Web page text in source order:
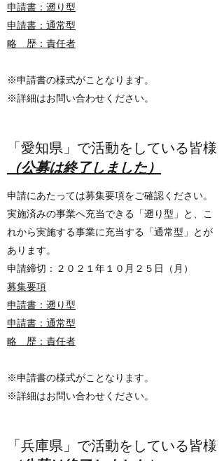
申請書：遡り型
申請書：通常型
略 歴：責任者
※申請書の様式がことなります。
※詳細はお問い合わせください。
​​「愛知県」で活動をしている皆様
​（公募は終了しました）
申請にあたっては募集要項をご確認ください。
実施済みの事業へ充当できる「遡り型」と、こ
れから実施する事業に充当する「通常型」とが
あります。
申請締切：２０２１年１０月２５日（月）
募集要項
申請書：遡り型
申請書：通常型
略 歴：責任者
※申請書の様式がことなります。
※詳細はお問い合わせください。
「兵庫県」で活動をしている皆様